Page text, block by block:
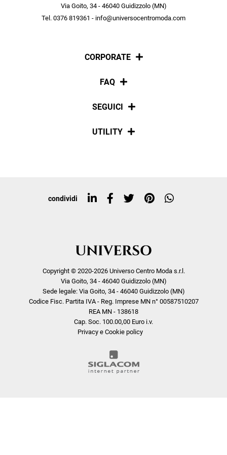
Via Goito, 34 - 46040 Guidizzolo (MN)
Tel. 0376 819361 - info@universocentromoda.com
CORPORATE
Chi siamo
FAQ
Pagamenti
SEGUICI
Social
UTILITY
Top ricerche
condividi
Copyright © 2020-2026 Universo Centro Moda s.r.l.
Via Goito, 34 - 46040 Guidizzolo (MN)
Sede legale: Via Goito, 34 - 46040 Guidizzolo (MN)
Codice Fisc. Partita IVA - Reg. Imprese MN n° 00587510207
REA MN - 138618
Cap. Soc. 100.00,00 Euro i.v.
Privacy e Cookie policy
scopri in anteprima le offerte in esclusiva a te riservate.
ISCRIVITI